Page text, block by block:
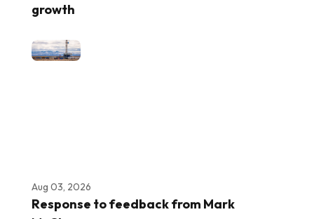
growth
Aug 03, 2026
Response to feedback from Mark